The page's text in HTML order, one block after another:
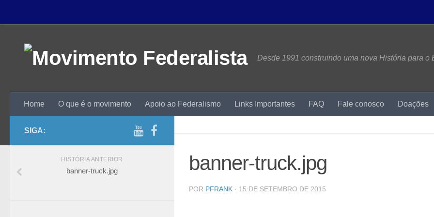
Desde 1991 construindo uma nova História para o
Home O que é o movimento Apoio ao Federalismo Links Importantes FAQ Fale conosco Doações
banner-truck.jpg
POR PFRANK · 15 DE SETEMBRO DE 2015
SIGA:
HISTÓRIA ANTERIOR
banner-truck.jpg